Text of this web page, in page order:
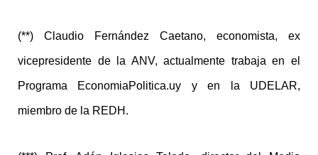
(**) Claudio Fernández Caetano, economista, ex
vicepresidente de la ANV, actualmente trabaja en el
Programa EconomiaPolitica.uy y en la UDELAR,
miembro de la REDH.